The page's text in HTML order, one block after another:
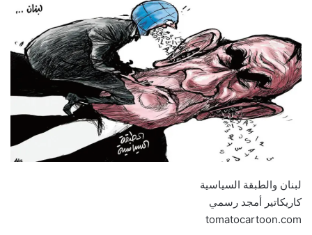
لبنان والطبقة السياسية
كاريكاتير أمجد رسمي
tomatocartoon.com